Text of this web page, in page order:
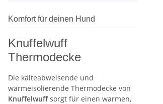
Komfort für deinen Hund
Knuffelwuff
Thermodecke
Die kälteabweisende und
wärmeisolierende Thermodecke von
Knuffelwuffsorgt für einen warmen,